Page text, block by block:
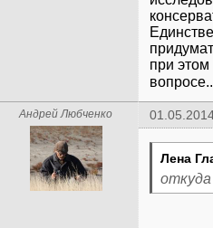
при
Андрей Любченко
Лена